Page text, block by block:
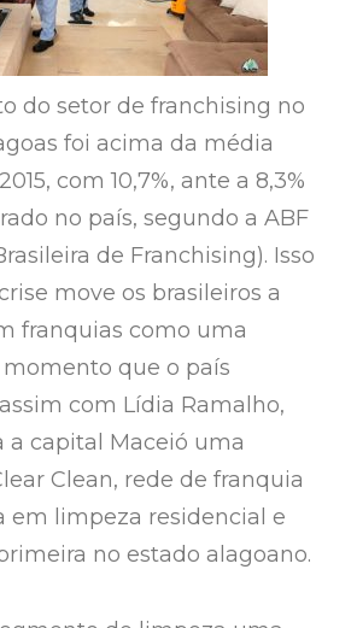
do setor de franchising no
foi acima da média
com 10,7%, ante a 8,3%
no país, segundo a ABF
de Franchising). Isso
move os brasileiros a
franquias como uma
que o país
com Lídia Ramalho,
a capital Maceió uma
Clean, rede de franquia
em limpeza residencial e
no estado alagoano.